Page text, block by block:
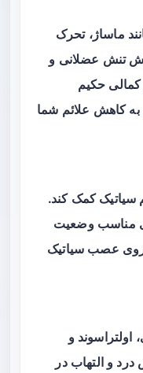
ماساژ، تحرک
تنش عضلانی و
حکیم
به کاهش علائم شما
سیاتیک کمک کند.
مناسب وضعیت
عصب سیاتیک
اولتراسوند و
و التهاب در